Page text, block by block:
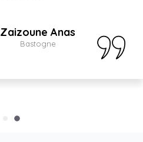
Zaizoune Anas
Bastogne